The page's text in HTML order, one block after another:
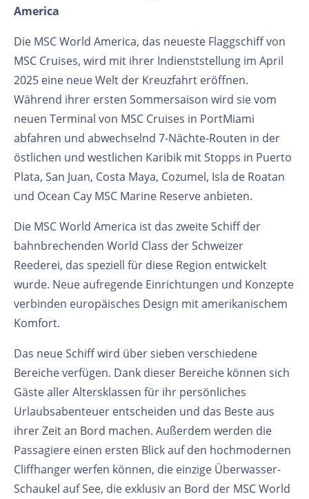
America
Die MSC World America, das neueste Flaggschiff von
MSC Cruises, wird mit ihrer Indienststellung im April
2025 eine neue Welt der Kreuzfahrt eröffnen.
Während ihrer ersten Sommersaison wird sie vom
neuen Terminal von MSC Cruises in PortMiami
abfahren und abwechselnd 7-Nächte-Routen in der
östlichen und westlichen Karibik mit Stopps in Puerto
Plata, San Juan, Costa Maya, Cozumel, Isla de Roatan
und Ocean Cay MSC Marine Reserve anbieten.
Die MSC World America ist das zweite Schiff der
bahnbrechenden World Class der Schweizer
Reederei, das speziell für diese Region entwickelt
wurde. Neue aufregende Einrichtungen und Konzepte
verbinden europäisches Design mit amerikanischem
Komfort.
Das neue Schiff wird über sieben verschiedene
Bereiche verfügen. Dank dieser Bereiche können sich
Gäste aller Altersklassen für ihr persönliches
Urlaubsabenteuer entscheiden und das Beste aus
ihrer Zeit an Bord machen. Außerdem werden die
Passagiere einen ersten Blick auf den hochmodernen
Cliffhanger werfen können, die einzige Überwasser-
Schaukel auf See, die exklusiv an Bord der MSC World